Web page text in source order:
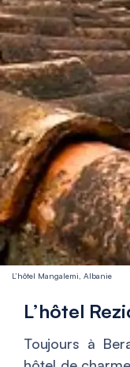
L’hôtel Mangalemi, Albanie
L’hôtel
Toujours à